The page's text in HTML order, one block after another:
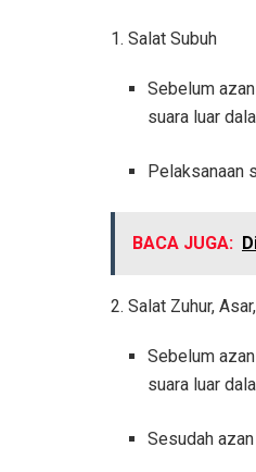
1. Salat Subuh
Sebelum
suara luar
Pelaksanaan
BACA JUGA:
2. Salat Zuhur,
Sebelum
suara luar
Sesudah